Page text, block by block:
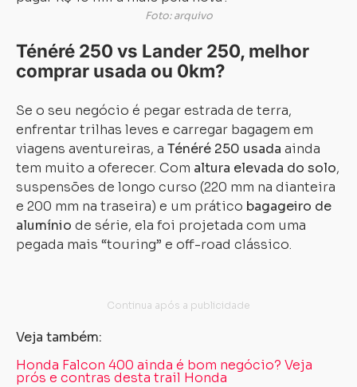
Foto: arquivo
Ténéré 250 vs Lander 250, melhor
comprar usada ou 0km?
Se o seu negócio é pegar estrada de terra,
enfrentar trilhas leves e carregar bagagem em
viagens aventureiras, a Ténéré 250 usada ainda
tem muito a oferecer. Com altura elevada do solo,
suspensões de longo curso (220 mm na dianteira
e 200 mm na traseira) e um prático bagageiro de
alumínio de série, ela foi projetada com uma
pegada mais “touring” e off-road clássico.
Veja também:
Honda Falcon 400 ainda é bom negócio? Veja
prós e contras desta trail Honda